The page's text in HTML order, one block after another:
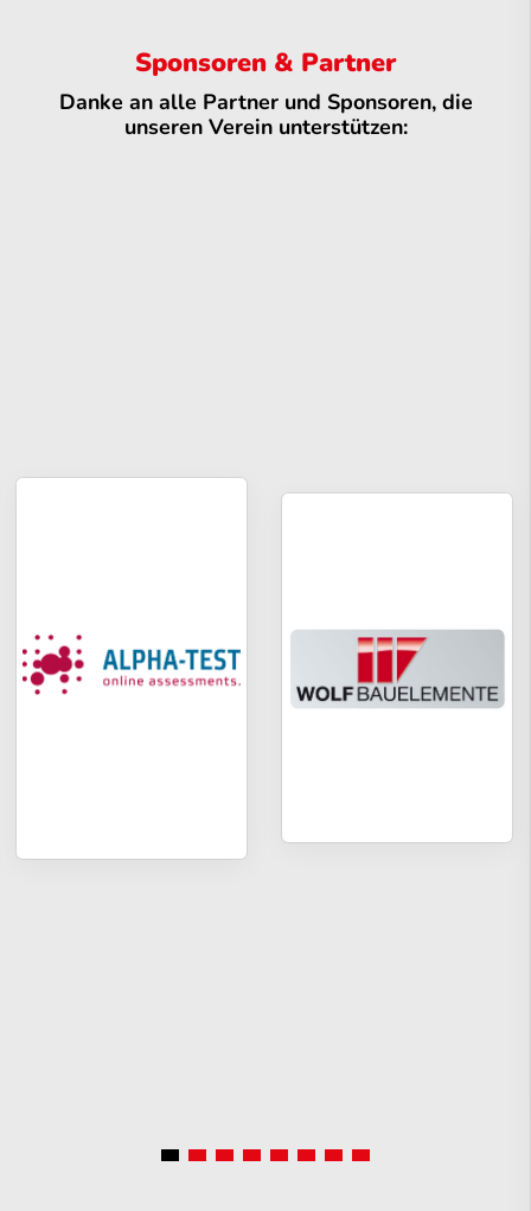
Sponsoren & Partner
Danke an alle Partner und Sponsoren, die
unseren Verein unterstützen: